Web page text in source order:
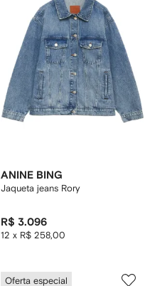
ANINE BING
Jaqueta jeans Rory
R$ 3.096
12 x R$ 258,00
Oferta especial